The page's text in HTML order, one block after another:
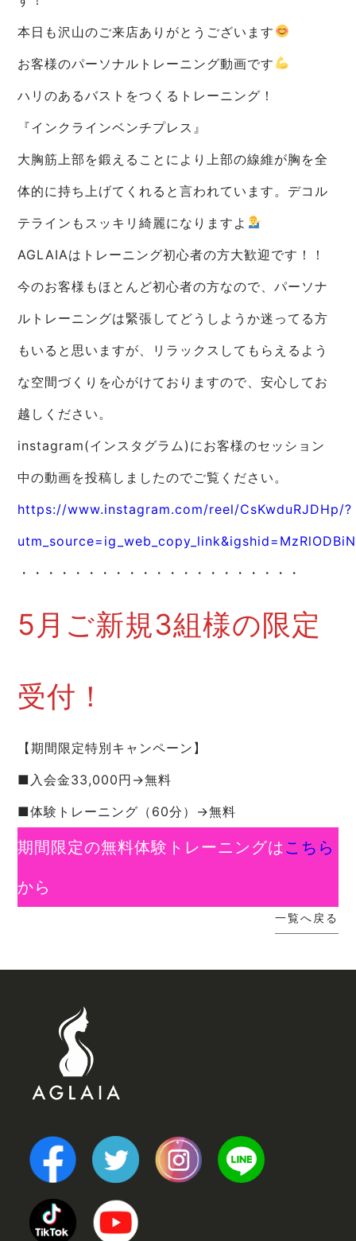
本日も沢山のご来店ありがとうございます
お客様のパーソナルトレーニング動画です
ハリのあるバストをつくるトレーニング！
『インクラインベンチプレス』
大胸筋上部を鍛えることにより上部の線維が胸を全
体的に持ち上げてくれると言われています。デコル
テラインもスッキリ綺麗になりますよ
AGLAIAはトレーニング初心者の方大歓迎です！！
今のお客様もほとんど初心者の方なので、パーソナ
ルトレーニングは緊張してどうしようか迷ってる方
もいると思いますが、リラックスしてもらえるよう
な空間づくりを心がけておりますので、安心してお
越しください。
instagram(インスタグラム)にお客様のセッション
中の動画を投稿しましたのでご覧ください。
https://www.instagram.com/reel/CsKwduRJDHp/?
・・・・・・・・・・・・・・・・・・・・・
5月ご新規3組様の限定
受付！
【期間限定特別キャンペーン】
■入会金33,000円→無料
■体験トレーニング（60分）→無料
期間限定の無料体験トレーニングは こちら
から
一覧へ戻る